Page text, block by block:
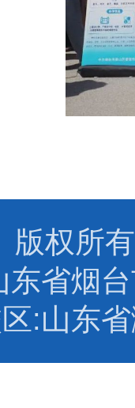
版权所
东省烟
:山东